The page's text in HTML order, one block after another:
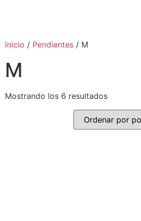
Inicio / Pendientes / M
M
Mostrando los 6 resultados